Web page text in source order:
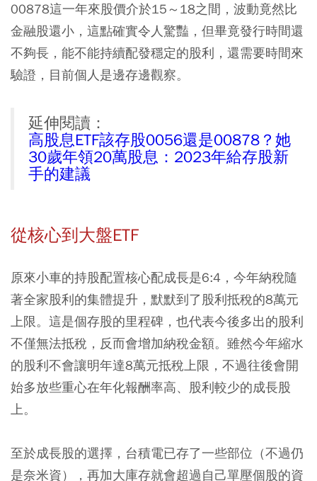
00878這一年來股價介於15～18之間，波動竟然比
金融股還小，這點確實令人驚豔 ，但畢竟發行時間還
不夠長，能不能持續配發穩定的股利，還需要時間來
驗證，目前個人是邊存邊觀察。
延伸閱讀：
高股息ETF該存股0056還是00878？她
30歲年領20萬股息：2023年給存股新
手的建議
從核心到大盤ETF
原來小車的持股配置核心配成長是6:4，今年納稅隨
著全家股利的集體提升，默默到了股利抵稅的8萬元
上限。這是個存股的里程碑，也代表今後多出的股利
不僅無法抵稅，反而會增加納稅金額。雖然今年縮水
的股利不會讓明年達8萬元抵稅上限，不過往後會開
始多放些重心在年化報酬率高、股利較少的成長股
上。
至於成長股的選擇，台積電已存了一些部位（不過仍
是奈米資），再加大庫存就會超過自己單壓個股的資